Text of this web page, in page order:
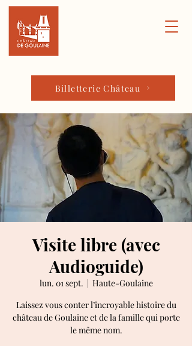
Billetterie Château
Visite libre (avec
Audioguide)
lun. 01 sept.
  |
Haute-Goulaine
Laissez vous conter l’incroyable histoire du
château de Goulaine et de la famille qui porte
le même nom.